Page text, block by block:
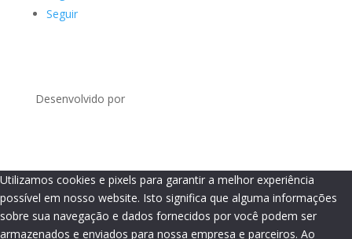
Seguir
Desenvolvido por
Utilizamos cookies e pixels para garantir a melhor experiência
possível em nosso website. Isto significa que alguma informações
sobre sua navegação e dados fornecidos por você podem ser
armazenados e enviados para nossa empresa e parceiros. Ao